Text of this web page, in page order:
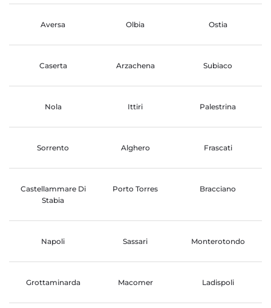
Aversa Olbia Ostia
Caserta Arzachena Subiaco
Nola Ittiri Palestrina
Sorrento Alghero Frascati
Castellammare Di
Stabia
Porto Torres Bracciano
Napoli Sassari Monterotondo
Grottaminarda Macomer Ladispoli